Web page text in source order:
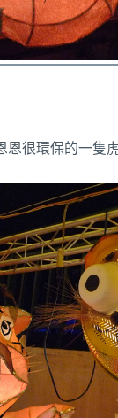
恩很環保的一隻